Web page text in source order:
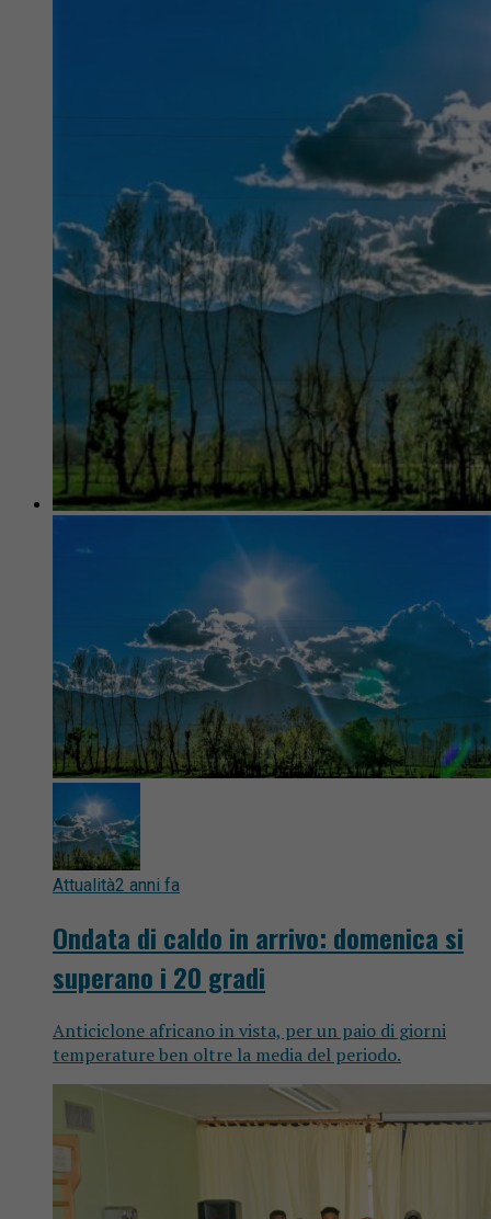
Attualità2 anni fa
Ondata di caldo in arrivo: domenica si
superano i 20 gradi
Anticiclone africano in vista, per un paio di giorni
temperature ben oltre la media del periodo.